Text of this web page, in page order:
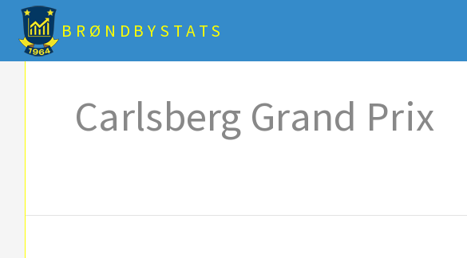
BRØNDBYSTATS
Carlsberg Grand Prix